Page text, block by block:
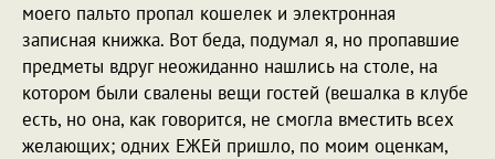
моего пальто пропал кошелек и электронная
записная книжка. Вот беда, подумал я, но пропавшие
предметы вдруг неожиданно нашлись на столе, на
котором были свалены вещи гостей (вешалка в клубе
есть, но она, как говорится, не смогла вместить всех
желающих; одних ЕЖЕй пришло, по моим оценкам,